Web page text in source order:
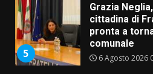
5
Grazia
cittadina di
pronta a
comunale
6 Agosto 2026